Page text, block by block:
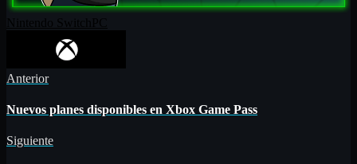
Anterior
Nuevos planes disponibles en Xbox Game Pass
Siguiente